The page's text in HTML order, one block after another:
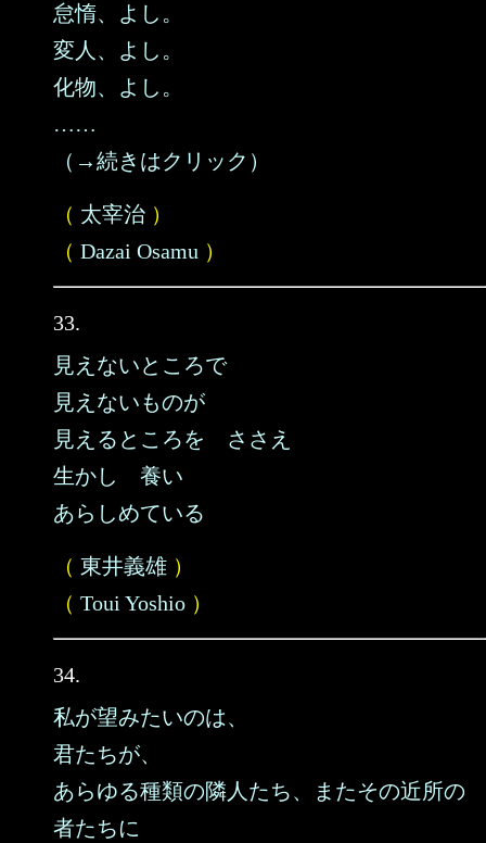
怠惰、よし。
変人、よし。
化物、よし。
……
（→続きはクリック）
（ 太宰治 ）
（ Dazai Osamu ）
33.
見えないところで
見えないものが
見えるところを ささえ
生かし 養い
あらしめている
（ 東井義雄 ）
（ Toui Yoshio ）
34.
私が望みたいのは、
君たちが、
あらゆる種類の隣人たち、またその近所の
者たちに